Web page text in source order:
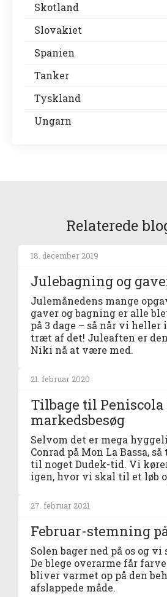
Skotland
Slovakiet
Spanien
Tanker
Tyskland
Ungarn
Relaterede
18. december 2019
Julebagning og
Julemånedens mange
gaver og bagning er alle
på 3 dage – så når vi
træt af det! Juleaften er den
Niki nå at være med.
21. februar 2020
Tilbage til Peniscola
markedsbesøg
Selvom det er mega
Conrad på Mon La Bassa,
til noget Dudek-tid. Vi
igen, hvor vi skal til et løb
27. februar 2021
Februar-stemning
Solen bager ned på os og
De blege overarme får
bliver varmet op på den
afslappede måde.